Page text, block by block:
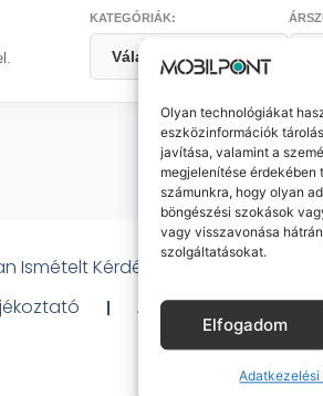
Olyan technológiákat
eszközinformációk
javítása, valamint a
megjelenítése
számunkra, hogy olyan
böngészési szokások
vagy visszavonása
szolgáltatásokat.
Elfogadom
KATEGÓRIÁK:
Ismételt Kérdések
Általános Szerződési